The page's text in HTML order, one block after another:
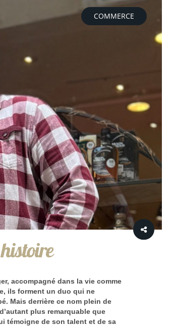
COMMERCE
accompagné dans la vie comme
ils forment un duo qui ne
Mais derrière ce nom plein de
plus remarquable que
témoigne de son talent et de sa